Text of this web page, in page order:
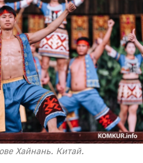
Хайнань. Китай.